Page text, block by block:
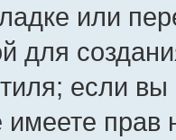
или
для
если
прав